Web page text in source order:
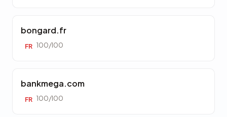
bongard.fr
FR 100/100
bankmega.com
FR 100/100